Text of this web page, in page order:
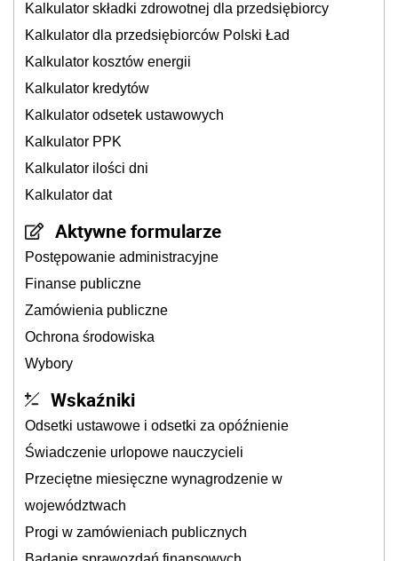
Kalkulator składki zdrowotnej dla przedsiębiorcy
Kalkulator dla przedsiębiorców Polski Ład
Kalkulator kosztów energii
Kalkulator kredytów
Kalkulator odsetek ustawowych
Kalkulator PPK
Kalkulator ilości dni
Kalkulator dat
Aktywne formularze
Postępowanie administracyjne
Finanse publiczne
Zamówienia publiczne
Ochrona środowiska
Wybory
Wskaźniki
Odsetki ustawowe i odsetki za opóźnienie
Świadczenie urlopowe nauczycieli
Przeciętne miesięczne wynagrodzenie w
województwach
Progi w zamówieniach publicznych